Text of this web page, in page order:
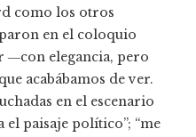
como los otros
en el coloquio
―con elegancia, pero
acabábamos de ver.
en el escenario
el paisaje político”; “me